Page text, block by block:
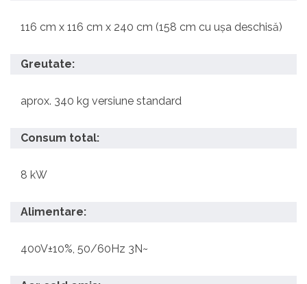
116 cm x 116 cm x 240 cm (158 cm cu ușa deschisă)
Greutate:
aprox. 340 kg versiune standard
Consum total:
8 kW
Alimentare:
400V±10%, 50/60Hz 3N~